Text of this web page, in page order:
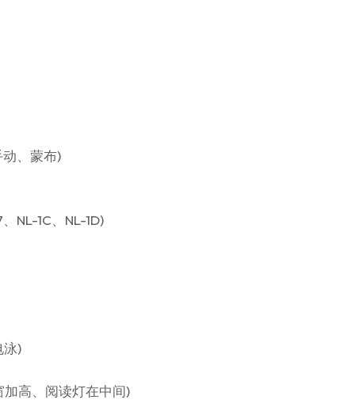
、蒙布)
NL-1C、NL-1D)
泳)
高、阅读灯在中间)